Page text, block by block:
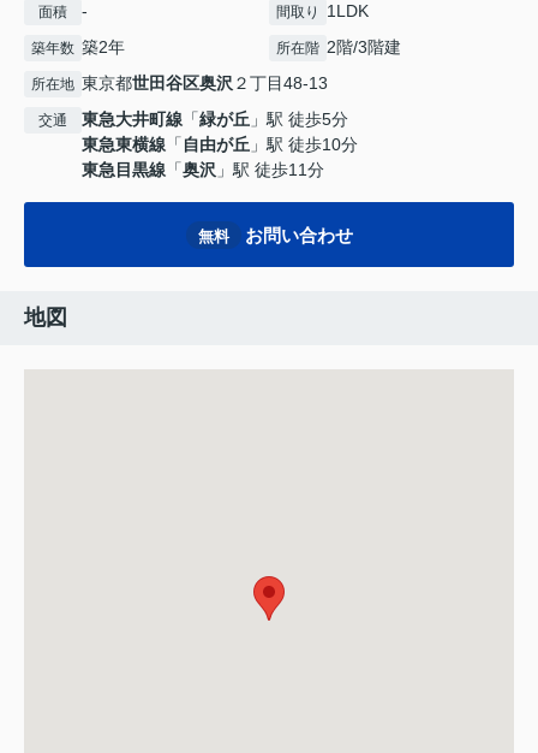
面積 - 間取り 1LDK
築年数 築2年 所在階 2階/3階建
所在地 東京都世田谷区奥沢 ２丁目48-13
交通 東急大井町線 「緑が丘 」駅 徒歩5分
東急東横線 「 自由が丘 」駅 徒歩10分
東急目黒線 「奥沢 」駅 徒歩11分
無料 お問い合わせ
地図